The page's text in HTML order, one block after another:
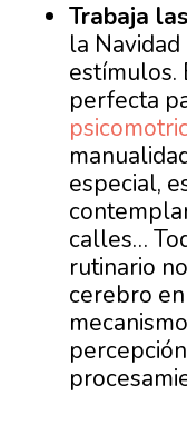
Trabaja
la
estímulos.
perfecta
especial,
calles…
rutinario
cerebro